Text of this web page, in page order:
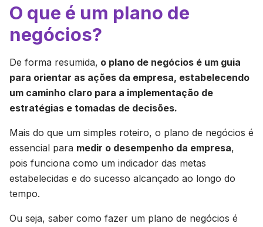
O que é um plano de
negócios?
De forma resumida, o plano de negócios é um guia
para orientar as ações da empresa, estabelecendo
um caminho claro para a implementação de
estratégias e tomadas de decisões.
Mais do que um simples roteiro, o plano de negócios é
essencial para medir o desempenho da empresa,
pois funciona como um indicador das metas
estabelecidas e do sucesso alcançado ao longo do
tempo.
Ou seja, saber como fazer um plano de negócios é